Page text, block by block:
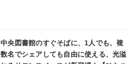
中央図書館のすぐそばに、1人でも、複
数名でシェアしても自由に使える、光溢